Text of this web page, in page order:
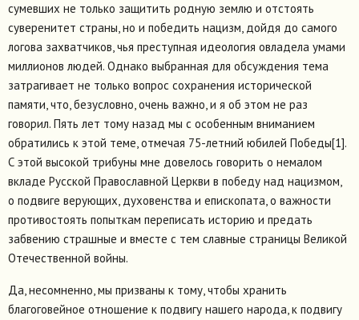
сумевших не только защитить родную землю и отстоять
суверенитет страны, но и победить нацизм, дойдя до самого
логова захватчиков, чья преступная идеология овладела умами
миллионов людей. Однако выбранная для обсуждения тема
затрагивает не только вопрос сохранения исторической
памяти, что, безусловно, очень важно, и я об этом не раз
говорил. Пять лет тому назад мы с особенным вниманием
обратились к этой теме, отмечая 75-летний юбилей Победы[1].
С этой высокой трибуны мне довелось говорить о немалом
вкладе Русской Православной Церкви в победу над нацизмом,
о подвиге верующих, духовенства и епископата, о важности
противостоять попыткам переписать историю и предать
забвению страшные и вместе с тем славные страницы Великой
Отечественной войны.
Да, несомненно, мы призваны к тому, чтобы хранить
благоговейное отношение к подвигу нашего народа, к подвигу